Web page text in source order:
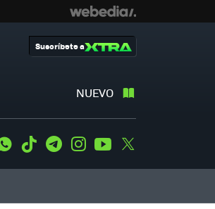
NUEVO
Suscríbete a
WhatsApp
Tiktok TelegramInstagramYoutube